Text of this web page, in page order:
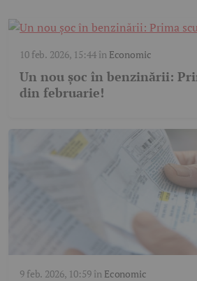
10 feb. 2026, 15:44în Economic
Un nou șoc în benzinării:
din februarie!
9 feb. 2026, 10:59în Economic